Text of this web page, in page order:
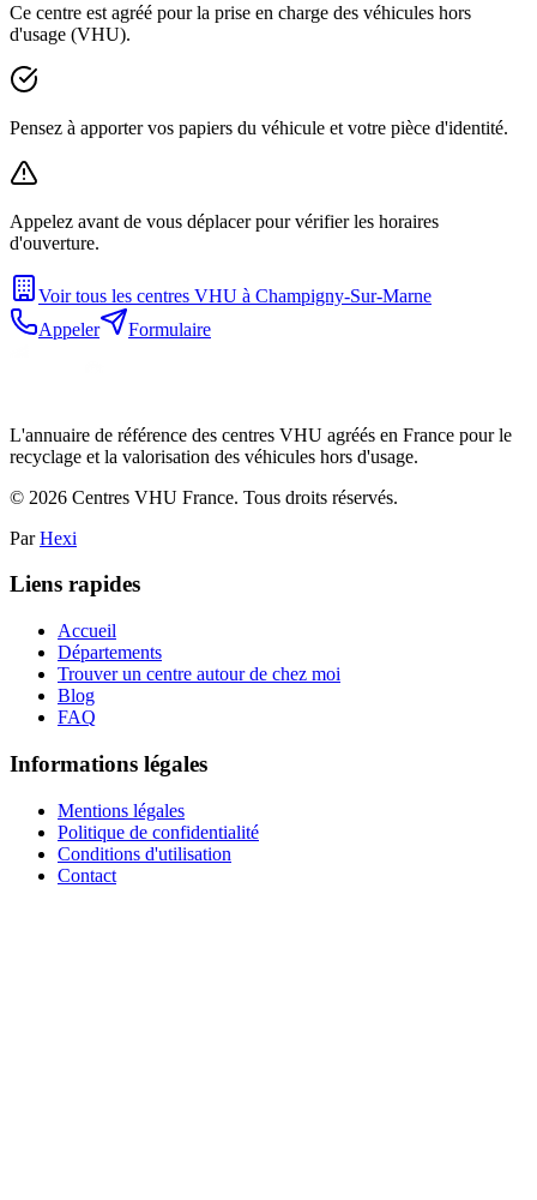
Ce centre est agréé pour la prise en charge des véhicules hors
d'usage (VHU).
Pensez à apporter vos papiers du véhicule et votre pièce d'identité.
Appelez avant de vous déplacer pour vérifier les horaires
d'ouverture.
Voir tous les centres VHU à Champigny-Sur-Marne
Appeler
Formulaire
L'annuaire de référence des centres VHU agréés en France pour le
recyclage et la valorisation des véhicules hors d'usage.
© 2026 Centres VHU France. Tous droits réservés.
Par Hexi
Liens rapides
Accueil
Départements
Trouver un centre autour de chez moi
Blog
FAQ
Informations légales
Mentions légales
Politique de confidentialité
Conditions d'utilisation
Contact